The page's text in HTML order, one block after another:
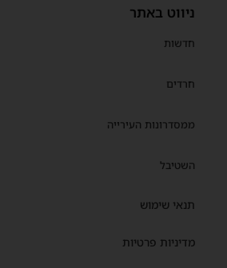
ניווט באתר
חדשות
חרדים
ממסדרונות העירייה
השטיבל
תנאי שימוש
מדיניות פרטיות